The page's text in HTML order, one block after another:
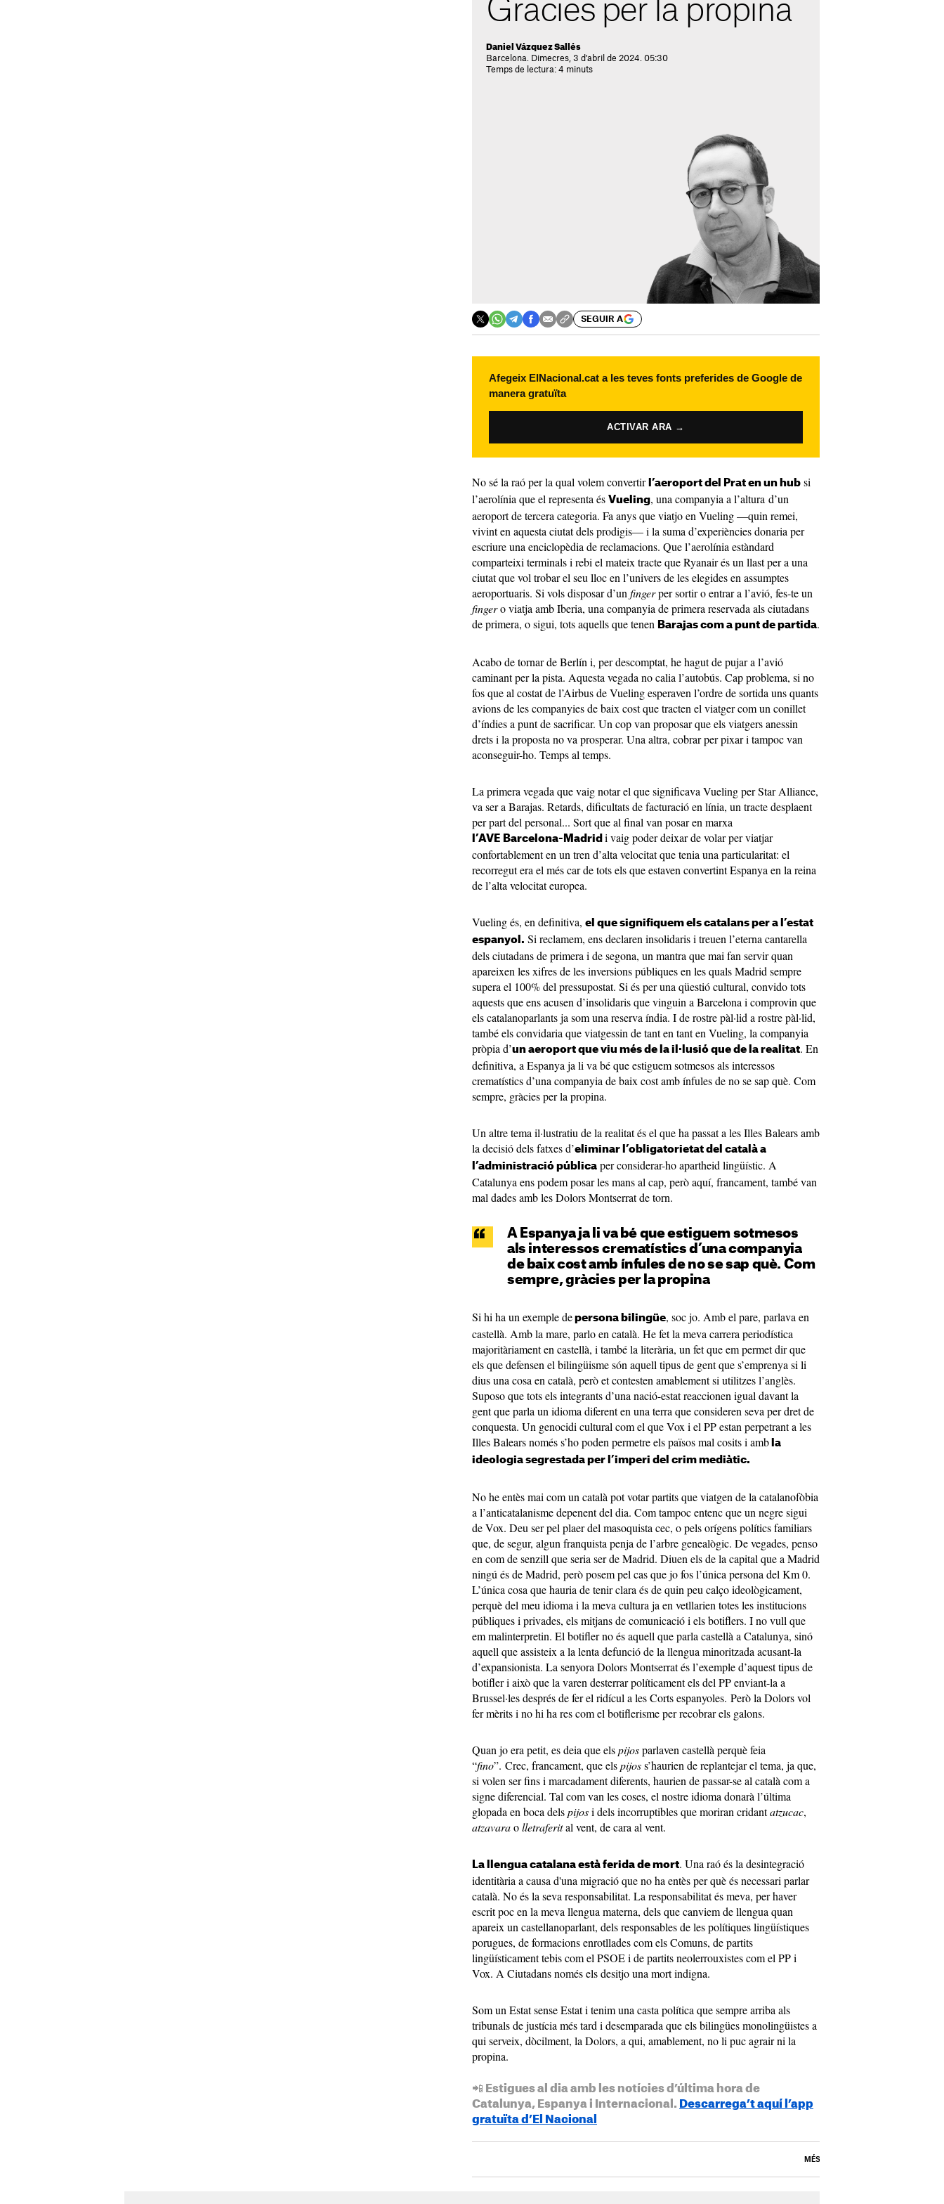
Gràcies per la propina
Daniel Vázquez Sallés
Barcelona. Dimecres, 3 d'abril de 2024. 05:30
Temps de lectura: 4 minuts
SEGUIR A
Afegeix ElNacional.cat a les teves fonts preferides de Google de
manera gratuïta
ACTIVAR ARA →
No sé la raó per la qual volem convertir l’aeroport del Prat en un hub si
l’aerolínia que el representa és Vueling, una companyia a l’altura d’un
aeroport de tercera categoria. Fa anys que viatjo en Vueling —quin remei,
vivint en aquesta ciutat dels prodigis— i la suma d’experiències donaria per
escriure una enciclopèdia de reclamacions. Que l’aerolínia estàndard
comparteixi terminals i rebi el mateix tracte que Ryanair és un llast per a una
ciutat que vol trobar el seu lloc en l’univers de les elegides en assumptes
aeroportuaris. Si vols disposar d’un fingerper sortir o entrar a l’avió, fes-te un
fingero viatja amb Iberia, una companyia de primera reservada als ciutadans
de primera, o sigui, tots aquells que tenen Barajas com a punt de partida.
Acabo de tornar de Berlín i, per descomptat, he hagut de pujar a l’avió
caminant per la pista. Aquesta vegada no calia l’autobús. Cap problema, si no
fos que al costat de l’Airbus de Vueling esperaven l’ordre de sortida uns quants
avions de les companyies de baix cost que tracten el viatger com un conillet
d’índies a punt de sacrificar. Un cop van proposar que els viatgers anessin
drets i la proposta no va prosperar. Una altra, cobrar per pixar i tampoc van
aconseguir-ho. Temps al temps.
La primera vegada que vaig notar el que significava Vueling per Star Alliance,
va ser a Barajas. Retards, dificultats de facturació en línia, un tracte desplaent
per part del personal... Sort que al final van posar en marxa
l’AVE Barcelona-Madrid i vaig poder deixar de volar per viatjar
confortablement en un tren d’alta velocitat que tenia una particularitat: el
recorregut era el més car de tots els que estaven convertint Espanya en la reina
de l’alta velocitat europea.
Vueling és, en definitiva, el que signifiquem els catalans per a l’estat
espanyol. Si reclamem, ens declaren insolidaris i treuen l’eterna cantarella
dels ciutadans de primera i de segona, un mantra que mai fan servir quan
apareixen les xifres de les inversions públiques en les quals Madrid sempre
supera el 100% del pressupostat. Si és per una qüestió cultural, convido tots
aquests que ens acusen d’insolidaris que vinguin a Barcelona i comprovin que
els catalanoparlants ja som una reserva índia. I de rostre pàl·lid a rostre pàl·lid,
també els convidaria que viatgessin de tant en tant en Vueling, la companyia
pròpia d’un aeroport que viu més de la il·lusió que de la realitat. En
definitiva, a Espanya ja li va bé que estiguem sotmesos als interessos
crematístics d’una companyia de baix cost amb ínfules de no se sap què. Com
sempre, gràcies per la propina.
Un altre tema il·lustratiu de la realitat és el que ha passat a les Illes Balears amb
la decisió dels fatxes d’eliminar l’obligatorietat del català a
l’administració pública per considerar-ho apartheid lingüístic. A
Catalunya ens podem posar les mans al cap, però aquí, francament, també van
mal dades amb les Dolors Montserrat de torn.
A Espanya ja li va bé que estiguem sotmesos
als interessos crematístics d’una companyia
de baix cost amb ínfules de no se sap què. Com
sempre, gràcies per la propina
Si hi ha un exemple de persona bilingüe, soc jo. Amb el pare, parlava en
castellà. Amb la mare, parlo en català. He fet la meva carrera periodística
majoritàriament en castellà, i també la literària, un fet que em permet dir que
els que defensen el bilingüisme són aquell tipus de gent que s’emprenya si li
dius una cosa en català, però et contesten amablement si utilitzes l’anglès.
Suposo que tots els integrants d’una nació-estat reaccionen igual davant la
gent que parla un idioma diferent en una terra que consideren seva per dret de
conquesta. Un genocidi cultural com el que Vox i el PP estan perpetrant a les
Illes Balears només s’ho poden permetre els països mal cosits i amb la
ideologia segrestada per l’imperi del crim mediàtic.
No he entès mai com un català pot votar partits que viatgen de la catalanofòbia
a l’anticatalanisme depenent del dia. Com tampoc entenc que un negre sigui
de Vox. Deu ser pel plaer del masoquista cec, o pels orígens polítics familiars
que, de segur, algun franquista penja de l’arbre genealògic. De vegades, penso
en com de senzill que seria ser de Madrid. Diuen els de la capital que a Madrid
ningú és de Madrid, però posem pel cas que jo fos l’única persona del Km 0.
L’única cosa que hauria de tenir clara és de quin peu calço ideològicament,
perquè del meu idioma i la meva cultura ja en vetllarien totes les institucions
públiques i privades, els mitjans de comunicació i els botiflers. I no vull que
em malinterpretin. El botifler no és aquell que parla castellà a Catalunya, sinó
aquell que assisteix a la lenta defunció de la llengua minoritzada acusant-la
d’expansionista. La senyora Dolors Montserrat és l’exemple d’aquest tipus de
botifler i això que la varen desterrar políticament els del PP enviant-la a
Brussel·les després de fer el ridícul a les Corts espanyoles. Però la Dolors vol
fer mèrits i no hi ha res com el botiflerisme per recobrar els galons.
Quan jo era petit, es deia que elspijosparlaven castellà perquè feia
“fino”. Crec, francament, que elspijoss’haurien de replantejar el tema, ja que,
si volen ser fins i marcadament diferents, haurien de passar-se al català com a
signe diferencial. Tal com van les coses, el nostre idioma donarà l’última
glopada en boca delspijosi dels incorruptibles que moriran cridantatzucac,
atzavaraolletraferital vent, de cara al vent.
La llengua catalana està ferida de mort. Una raó és la desintegració
identitària a causa d'una migració que no ha entès per què és necessari parlar
català. No és la seva responsabilitat. La responsabilitat és meva, per haver
escrit poc en la meva llengua materna, dels que canviem de llengua quan
apareix un castellanoparlant, dels responsables de les polítiques lingüístiques
porugues, de formacions enrotllades com els Comuns, de partits
lingüísticament tebis com el PSOE i de partits neolerrouxistes com el PP i
Vox. A Ciutadans només els desitjo una mort indigna.
Som un Estat sense Estat i tenim una casta política que sempre arriba als
tribunals de justícia més tard i desemparada que els bilingües monolingüistes a
qui serveix, dòcilment, la Dolors, a qui, amablement, no li puc agrair ni la
propina.
📲 Estigues al dia amb les notícies d’última hora de
Catalunya, Espanya i Internacional. Descarrega’t aquí l’app
gratuïta d’El Nacional
MÉS